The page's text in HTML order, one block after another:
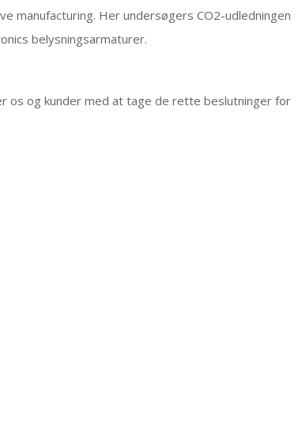
manufacturing. Her undersøgers CO2-udledningen
belysningsarmaturer.
os og kunder med at tage de rette beslutninger for